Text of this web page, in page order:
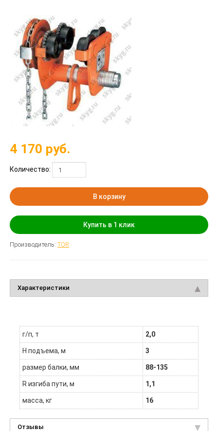
4 170 руб.
Количество:
В корзину
Купить в 1 клик
Производитель: TOR
Характеристики
г/п, т 2,0
H подъема, м 3
размер балки, мм 88-135
R изгиба пути, м 1,1
масса, кг 16
Отзывы